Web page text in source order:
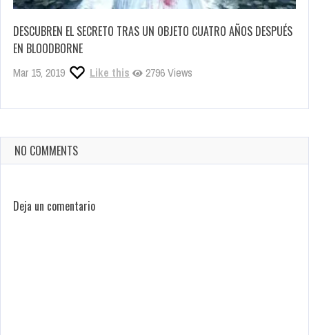
DESCUBREN EL SECRETO TRAS UN OBJETO CUATRO AÑOS DESPUÉS
EN BLOODBORNE
Mar 15, 2019 Like this 2796 Views
NO COMMENTS
Deja un comentario